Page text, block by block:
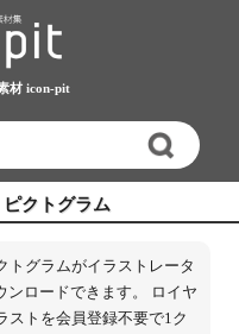
材 icon-pit
クトグラム
トグラムがイラストレータ
ンロードできます。 ロイヤ
ストを会員登録不要で1ク